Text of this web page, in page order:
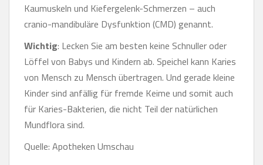
Kaumuskeln und Kiefergelenk-Schmerzen – auch
cranio-mandibuläre Dysfunktion (CMD) genannt.
Wichtig: Lecken Sie am besten keine Schnuller oder
Löffel von Babys und Kindern ab. Speichel kann Karies
von Mensch zu Mensch übertragen. Und gerade kleine
Kinder sind anfällig für fremde Keime und somit auch
für Karies-Bakterien, die nicht Teil der natürlichen
Mundflora sind.
Quelle: Apotheken Umschau